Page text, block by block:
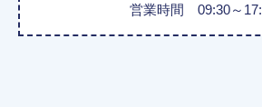
営業時間 09:30～